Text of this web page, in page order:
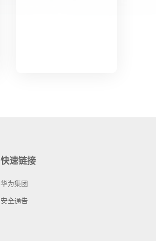
快速链接
华为集团
安全通告